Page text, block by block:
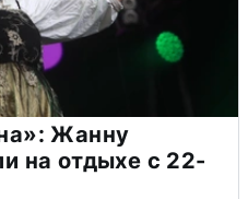
Жанну
на отдыхе с 22-